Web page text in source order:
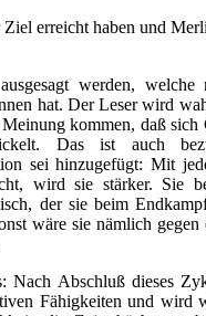
erreicht haben und
werden, welche
hat. Der Leser wird
kommen, daß
Das ist auch
sei hinzugefügt: Mit
wird sie stärker. Sie
der sie beim
wäre sie nämlich
Nach Abschluß dieses
Fähigkeiten und wird